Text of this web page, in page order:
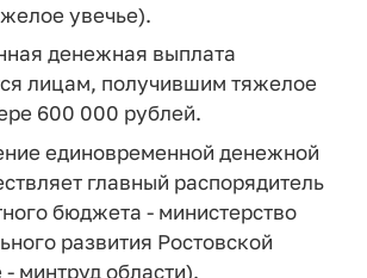
увечье).
денежная выплата
лицам, получившим тяжелое
600 000 рублей.
единовременной денежной
главный распорядитель
бюджета - министерство
развития Ростовской
минтруд области).